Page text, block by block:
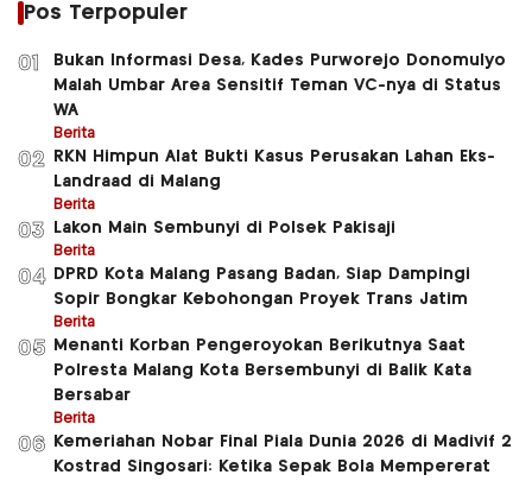
Pos Terpopuler
01
Bukan Informasi Desa, Kades Purworejo Donomulyo
Malah Umbar Area Sensitif Teman VC-nya di Status
WA
Berita
02
RKN Himpun Alat Bukti Kasus Perusakan Lahan Eks-
Landraad di Malang
Berita
03 Lakon Main Sembunyi di Polsek Pakisaji
Berita
04
DPRD Kota Malang Pasang Badan, Siap Dampingi
Sopir Bongkar Kebohongan Proyek Trans Jatim
Berita
05
Menanti Korban Pengeroyokan Berikutnya Saat
Polresta Malang Kota Bersembunyi di Balik Kata
Bersabar
Berita
06
Kemeriahan Nobar Final Piala Dunia 2026 di Madivif 2
Kostrad Singosari: Ketika Sepak Bola Mempererat